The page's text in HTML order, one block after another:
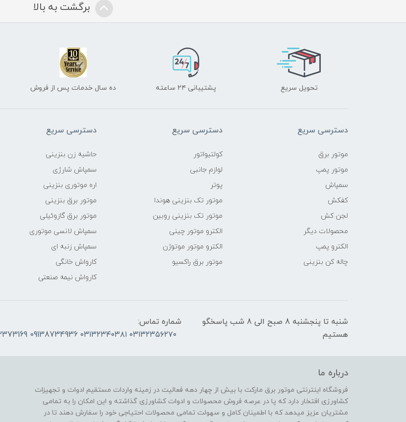
برگشت به بالا
تحویل سریع پشتیبانی ۲۴ ساعته ده سال خدمات پس از فروش
دسترسی سریع
موتور برق
موتور پمپ
سمپاش
کفکش
لجن کش
محصولات دیگر
الکترو پمپ
چاله کن بنزینی
دسترسی سریع
کولتیواتور
لوازم جانبی
پوتر
موتور تک بنزینی هوندا
موتور تک بنزینی روبین
الکترو موتور چینی
الکترو موتور موتوژن
موتور برق راکسیو
دسترسی سریع
حاشیه زن بنزینی
سمپاش شارژی
اره موتوری بنزینی
موتور برق بنزینی
موتور برق گازوئیلی
سمپاش لانسی موتوری
سمپاش زنبه ای
کارواش خانگی
کارواش نیمه صنعتی
شنبه تا پنجشنبه 8 صبح الی 8 شب پاسخگو
هستیم
شماره تماس:
۰۳۱۳۲۳۵۶۲۷۰ ۰۳۱۳۲۳۴۰۳۸۱ 09138734936 03132373169
درباره ما
فروشگاه اینترنتی موتور برق مارکت با بیش از چهار دهه فعالیت در زمینه واردات مستقیم ادوات و تجهیزات
کشاورزی افتخار دارد که پا در عرصه فروش محصولات و ادوات کشاورزی گذاشته و این امکان را به تمامی
مشتریان عزیز میدهد که با اطمینان کامل و سهولت تمامی محصولات احتیاجی خود را سفارش دهند تا در